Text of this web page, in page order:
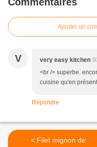
Ajouter un
V very easy kitchen
<br /> superbe.
cuisine qu'en
Répondre
< Filet mignon de